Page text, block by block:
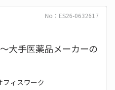
No：ES26-0632617
大手医薬品メーカーの
フィスワーク